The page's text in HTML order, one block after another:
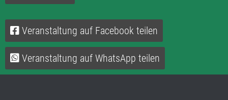
Veranstaltung auf Facebook teilen
Veranstaltung auf WhatsApp teilen